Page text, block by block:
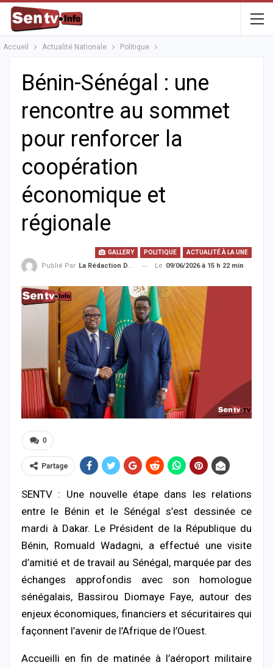
Accueil Actualité Nationale Politique
Bénin-Sénégal : une
rencontre au sommet
pour renforcer la
coopération
économique et
régionale
GALLERY POLITIQUE ACTUALITÉ À LA UNE
Publié Par La Rédaction De La SenTV.info Le 09/06/2026 à 15 h 22 min
0
Partage
SENTV : Une nouvelle étape dans les relations
entre le Bénin et le Sénégal s’est dessinée ce
mardi à Dakar. Le Président de la République du
Bénin, Romuald Wadagni, a effectué une visite
d’amitié et de travail au Sénégal, marquée par des
échanges approfondis avec son homologue
sénégalais, Bassirou Diomaye Faye, autour des
enjeux économiques, financiers et sécuritaires qui
façonnent l’avenir de l’Afrique de l’Ouest.
Accueilli en fin de matinée à l’aéroport militaire